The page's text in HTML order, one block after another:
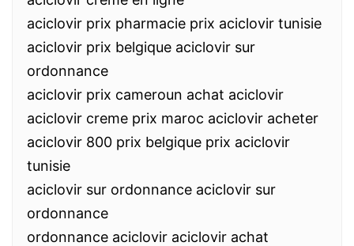
aciclovir prix pharmacie prix aciclovir tunisie
aciclovir prix belgique aciclovir sur
ordonnance
aciclovir prix cameroun achat aciclovir
aciclovir creme prix maroc aciclovir acheter
aciclovir 800 prix belgique prix aciclovir
tunisie
aciclovir sur ordonnance aciclovir sur
ordonnance
ordonnance aciclovir aciclovir achat